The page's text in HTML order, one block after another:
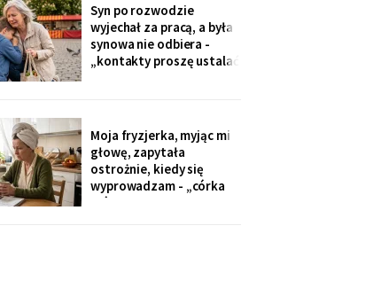
rodziców. Córka
wzruszyła ramionami:
„No zapomniałam, mamo,
tyle się teraz
Syn po rozwodzie
wyjechał za pracą, a była
synowa nie odbiera -
„kontakty proszę ustalać
na rynku młodszy mnie
zobaczył, wyrwał jej się z
ręki i przybiegł. Zdążyłam
tylko przytulić.
Moja fryzjerka, myjąc mi
głowę, zapytała
ostrożnie, kiedy się
wyprowadzam - „córka
mówiła u nas w salonie,